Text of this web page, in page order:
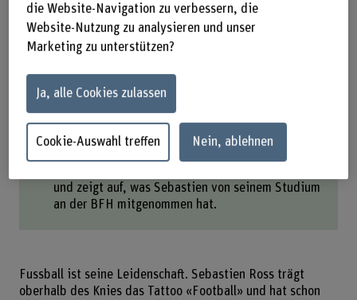
Das Wichtigste in Kürze
Multimedia Production studiert.
Schweizerischen Fussballverband und begleitet
die Frauennationalmannschaft mit seiner
und zeigt auf, was Sebastien von seinem Studium
an der BFH mitgenommen hat.
Fussball ist seine Leidenschaft. Sebastien Ross trägt
oberhalb des Knies das Tattoo «Football» und hat schon
die Website-Navigation zu verbessern, die
Website-Nutzung zu analysieren und unser
Marketing zu unterstützen?
Ja, alle Cookies zulassen
Cookie-Auswahl treffen Nein, ablehnen